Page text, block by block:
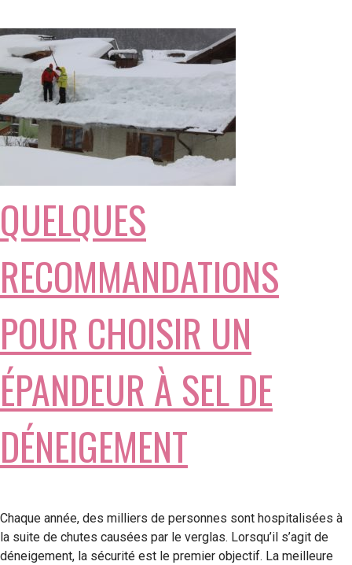
QUELQUES
RECOMMANDATIONS
POUR CHOISIR UN
ÉPANDEUR À SEL DE
DÉNEIGEMENT
Chaque année, des milliers de personnes sont hospitalisées à
la suite de chutes causées par le verglas. Lorsqu’il s’agit de
déneigement, la sécurité est le premier objectif. La meilleure